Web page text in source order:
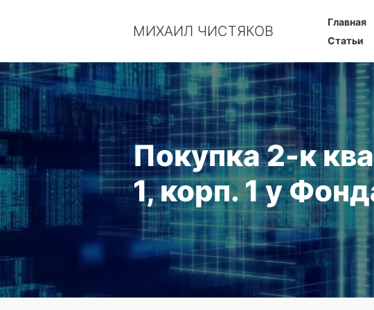
МИХАИЛ ЧИСТЯКОВ
Главная
Статьи
Покупка 2-к
1, корп. 1 у